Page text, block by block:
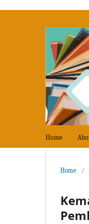
Home
Home /